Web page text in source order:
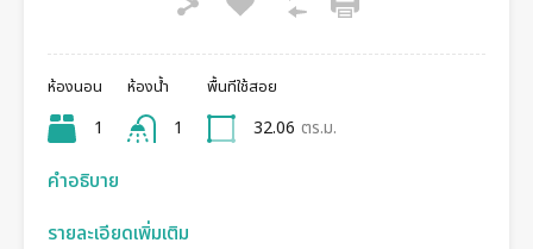
ห้องนอน
1
ห้องน้ำ
1
พื้นทีใช้สอย
32.06 ตร.ม.
คำอธิบาย
รายละเอียดเพิ่มเติม